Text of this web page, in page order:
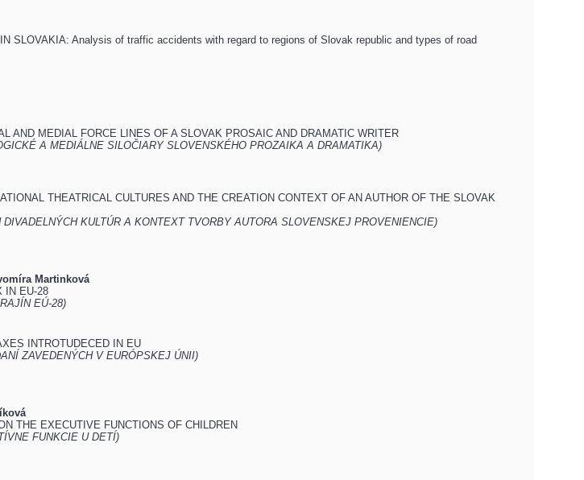
SLOVAKIA: Analysis of traffic accidents with regard to regions of Slovak republic and types of road
AND MEDIAL FORCE LINES OF A SLOVAK PROSAIC AND DRAMATIC WRITER
A MEDIÁLNE SILOČIARY SLOVENSKÉHO PROZAIKA A DRAMATIKA)
THEATRICAL CULTURES AND THE CREATION CONTEXT OF AN AUTHOR OF THE SLOVAK
KULTÚR A KONTEXT TVORBY AUTORA SLOVENSKEJ PROVENIENCIE)
Martinková
IN EU-28
EÚ-28)
INTROTUDECED IN EU
ZAVEDENÝCH V EURÓPSKEJ ÚNII)
THE EXECUTIVE FUNCTIONS OF CHILDREN
FUNKCIE U DETÍ)